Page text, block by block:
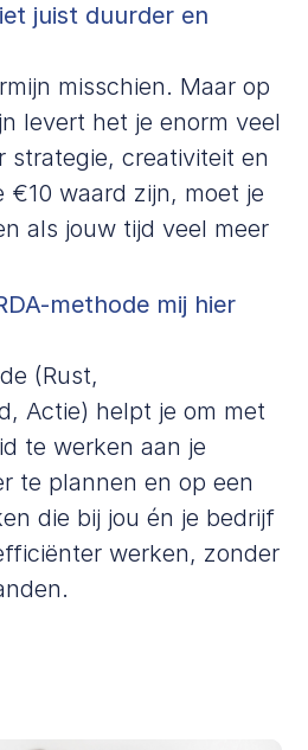
juist duurder en
misschien. Maar op
levert het je enorm veel
strategie, creativiteit en
€10 waard zijn, moet je
als jouw tijd veel meer
methode mij hier
(Rust,
Actie) helpt je om met
te werken aan je
te plannen en op een
die bij jou én je bedrijf
werken, zonder